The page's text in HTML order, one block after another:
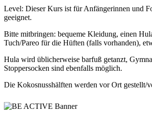
Level: Dieser Kurs ist für Anfängerinnen und
geeignet.
Bitte mitbringen: bequeme Kleidung, einen
Tuch/Pareo für die Hüften (falls vorhanden),
Hula wird üblicherweise barfuß getanzt,
Stoppersocken sind ebenfalls möglich.
Die Kokosnusshälften werden vor Ort gestellt/